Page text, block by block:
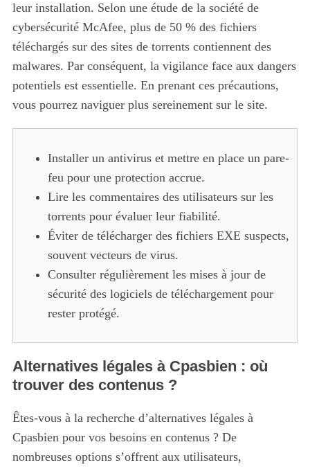
leur installation. Selon une étude de la société de
cybersécurité McAfee, plus de 50 % des fichiers
téléchargés sur des sites de torrents contiennent des
malwares. Par conséquent, la vigilance face aux dangers
potentiels est essentielle. En prenant ces précautions,
vous pourrez naviguer plus sereinement sur le site.
Installer un antivirus et mettre en place un pare-
feu pour une protection accrue.
Lire les commentaires des utilisateurs sur les
torrents pour évaluer leur fiabilité.
Éviter de télécharger des fichiers EXE suspects,
souvent vecteurs de virus.
Consulter régulièrement les mises à jour de
sécurité des logiciels de téléchargement pour
rester protégé.
Alternatives légales à Cpasbien : où
trouver des contenus ?
Êtes-vous à la recherche d’alternatives légales à
Cpasbien pour vos besoins en contenus ? De
nombreuses options s’offrent aux utilisateurs,
: